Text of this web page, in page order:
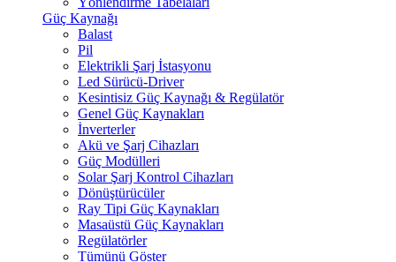
Güç Kaynağı
Balast
Pil
Elektrikli Şarj İstasyonu
Led Sürücü-Driver
Kesintisiz Güç Kaynağı & Regülatör
Genel Güç Kaynakları
İnverterler
Akü ve Şarj Cihazları
Güç Modülleri
Solar Şarj Kontrol Cihazları
Dönüştürücüler
Ray Tipi Güç Kaynakları
Masaüstü Güç Kaynakları
Regülatörler
Tümünü Göster